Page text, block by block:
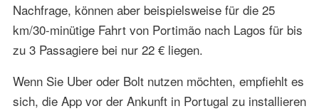
Nachfrage, können aber beispielsweise für die 25
km/30-minütige Fahrt von Portimão nach Lagos für bis
zu 3 Passagiere bei nur 22 € liegen.
Wenn Sie Uber oder Bolt nutzen möchten, empfiehlt es
sich, die App vor der Ankunft in Portugal zu installieren